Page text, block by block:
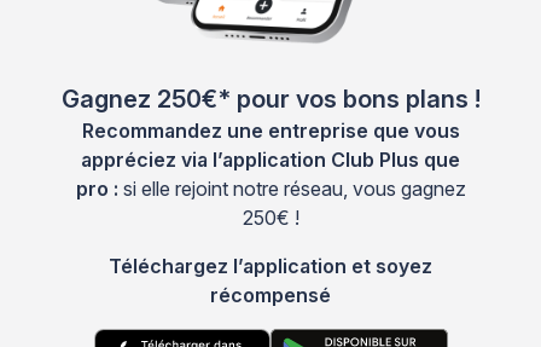
Gagnez 250€* pour vos bons plans !
Recommandez une entreprise que vous
appréciez via l’application Club Plus que
pro : si elle rejoint notre réseau, vous gagnez
250€ !
Téléchargez l’application et soyez
récompensé